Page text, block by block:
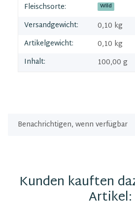
Fleischsorte: Wild
Versandgewicht:
0,10 kg
Artikelgewicht:
0,10 kg
Inhalt:
100,00 g
Benachrichtigen, wenn verfügbar
Kunden kauften
Artikel: